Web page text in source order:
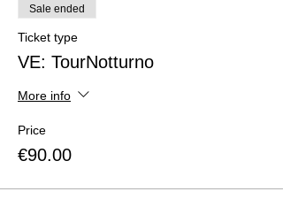
Sale ended
Ticket type
VE: TourNotturno
More info
Price
€90.00